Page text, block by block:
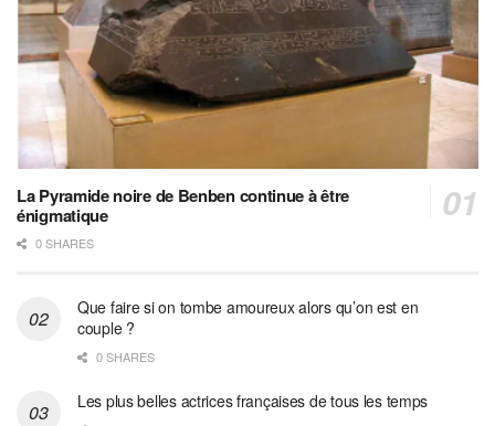
La Pyramide noire de Benben continue à être
énigmatique
0 SHARES
Que faire si on tombe amoureux alors qu’on est en
couple ?
0 SHARES
Les plus belles actrices françaises de tous les temps